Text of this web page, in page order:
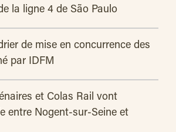
la ligne 4 de São Paulo
de mise en concurrence des
par IDFM
et Colas Rail vont
entre Nogent-sur-Seine et